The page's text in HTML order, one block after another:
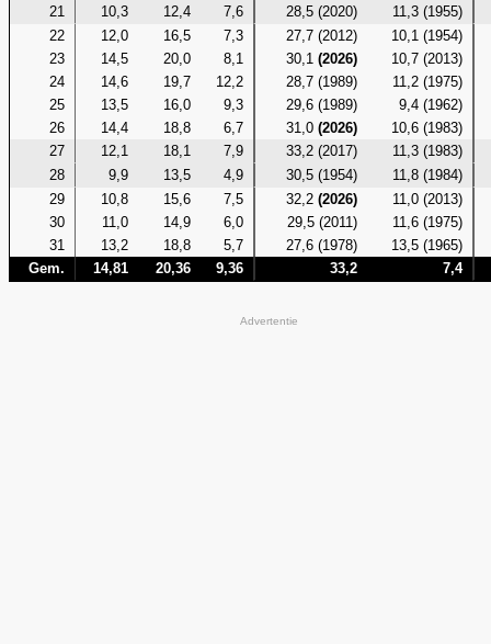
21
10,3 12,4 7,6 28,5 (2020)
11,3 (1955)
22
12,0 16,5 7,3 27,7 (2012)
10,1 (1954)
23
14,5 20,0 8,1 30,1(2026)
10,7 (2013)
24
14,6 19,7 12,2 28,7 (1989)
11,2 (1975)
25
13,5 16,0 9,3 29,6 (1989)
9,4 (1962)
26
14,4 18,8 6,7 31,0(2026)
10,6 (1983)
27
12,1 18,1 7,9 33,2 (2017)
11,3 (1983)
28
9,9 13,5 4,9 30,5 (1954)
11,8 (1984)
29
10,8 15,6 7,5 32,2(2026)
11,0 (2013)
30
11,0 14,9 6,0 29,5 (2011)
11,6 (1975)
31
13,2 18,8 5,7 27,6 (1978)
13,5 (1965)
Gem.
14,81 20,36 9,36 33,2 7,4
Advertentie